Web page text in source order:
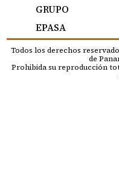
GRUPO
EPASA
Todos los derechos
de
Prohibida su reproducción